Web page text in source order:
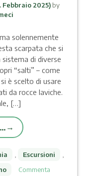
Febbraio 2025) by
solennemente
scarpata che si
di diverse
“salti” – come
è scelto di usare
da rocce laviche.
[…]
Escursioni
Commenta